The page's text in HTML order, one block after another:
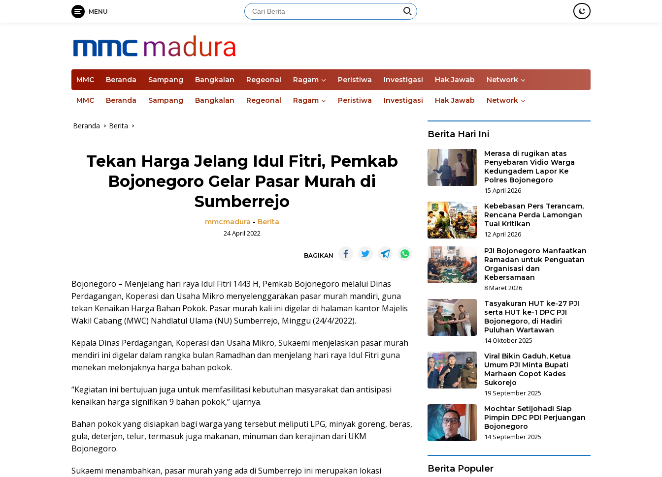
MENU
MMC Beranda Sampang Bangkalan Regeonal Ragam Peristiwa Investigasi Hak Jawab Network
MMC Beranda Sampang Bangkalan Regeonal Ragam Peristiwa Investigasi Hak Jawab Network
Beranda Berita
Tekan Harga Jelang Idul Fitri, Pemkab
Bojonegoro Gelar Pasar Murah di
Sumberrejo
mmcmadura - Berita
24 April 2022
BAGIKAN
Bojonegoro – Menjelang hari raya Idul Fitri 1443 H, Pemkab Bojonegoro melalui Dinas
Perdagangan, Koperasi dan Usaha Mikro menyelenggarakan pasar murah mandiri, guna
tekan Kenaikan Harga Bahan Pokok. Pasar murah kali ini digelar di halaman kantor Majelis
Wakil Cabang (MWC) Nahdlatul Ulama (NU) Sumberrejo, Minggu (24/4/2022).
Kepala Dinas Perdagangan, Koperasi dan Usaha Mikro, Sukaemi menjelaskan pasar murah
mendiri ini digelar dalam rangka bulan Ramadhan dan menjelang hari raya Idul Fitri guna
menekan melonjaknya harga bahan pokok.
“Kegiatan ini bertujuan juga untuk memfasilitasi kebutuhan masyarakat dan antisipasi
kenaikan harga signifikan 9 bahan pokok,” ujarnya.
Bahan pokok yang disiapkan bagi warga yang tersebut meliputi LPG, minyak goreng, beras,
gula, deterjen, telur, termasuk juga makanan, minuman dan kerajinan dari UKM
Bojonegoro.
Sukaemi menambahkan, pasar murah yang ada di Sumberrejo ini merupakan lokasi
Berita Hari Ini
Merasa di rugikan atas
Penyebaran Vidio Warga
Kedungadem Lapor Ke
Polres Bojonegoro
15 April 2026
Kebebasan Pers Terancam,
Rencana Perda Lamongan
Tuai Kritikan
12 April 2026
PJI Bojonegoro Manfaatkan
Ramadan untuk Penguatan
Organisasi dan
Kebersamaan
8 Maret 2026
Tasyakuran HUT ke-27 PJI
serta HUT ke-1 DPC PJI
Bojonegoro, di Hadiri
Puluhan Wartawan
14 Oktober 2025
Viral Bikin Gaduh, Ketua
Umum PJI Minta Bupati
Marhaen Copot Kades
Sukorejo
19 September 2025
Mochtar Setijohadi Siap
Pimpin DPC PDI Perjuangan
Bojonegoro
14 September 2025
Berita Populer